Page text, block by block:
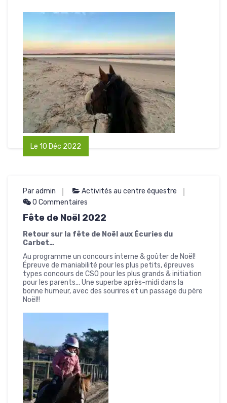
Le 10 Déc 2022
Par admin
Activités au centre équestre
0 Commentaires
Fête de Noël 2022
Retour sur la fête de Noël aux Écuries du
Carbet…
Au programme un concours interne & goûter de Noël!
Épreuve de maniabilité pour les plus petits, épreuves
types concours de CSO pour les plus grands & initiation
pour les parents… Une superbe après-midi dans la
bonne humeur, avec des sourires et un passage du père
Noël!!